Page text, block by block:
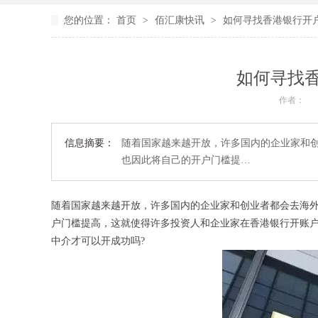
您的位置： 首页 > 佰汇康快讯 > 如何寻找香港银行开
如何寻找
作者：
信息摘要：
随着国家越来越开放，许多国内的企业家和
也因此将自己的开户门槛提…
随着国家越来越开放，许多国内的企业家和创业者都会去
户门槛提高，这就使得许多投资人和企业家在香港银行开
中介才可以开成功吗?